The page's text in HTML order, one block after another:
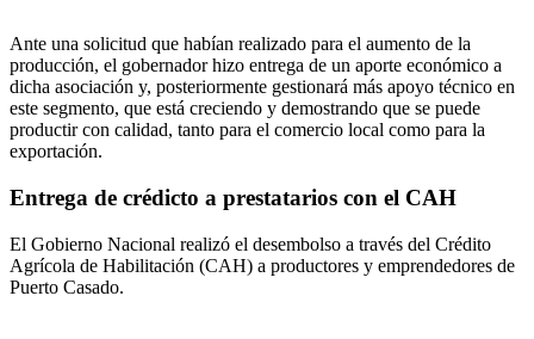
Ante una solicitud que habían realizado para el aumento de la
producción, el gobernador hizo entrega de un aporte económico a
dicha asociación y, posteriormente gestionará más apoyo técnico en
este segmento, que está creciendo y demostrando que se puede
productir con calidad, tanto para el comercio local como para la
exportación.
Entrega de crédicto a prestatarios con el CAH
El Gobierno Nacional realizó el desembolso a través del Crédito
Agrícola de Habilitación (CAH) a productores y emprendedores de
Puerto Casado.